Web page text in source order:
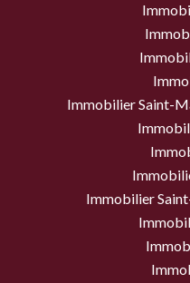
Immobilier Saint-
Immobilier